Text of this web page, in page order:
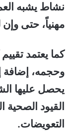
نشاط يشبه
مهنياً، حتى
كما يعتمد
وحجمه،
يحصل عليها
القيود الصحية
التعويضات.